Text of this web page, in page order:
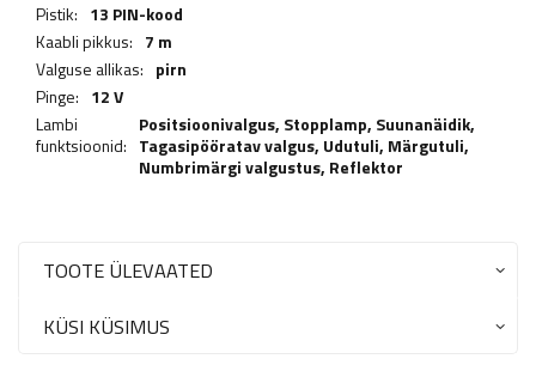
Pistik: 13 PIN-kood
Kaabli pikkus: 7 m
Valguse allikas: pirn
Pinge: 12 V
Lambi
funktsioonid:
Positsioonivalgus, Stopplamp, Suunanäidik,
Tagasipööratav valgus, Udutuli, Märgutuli,
Numbrimärgi valgustus, Reflektor
TOOTE ÜLEVAATED
KÜSI KÜSIMUS